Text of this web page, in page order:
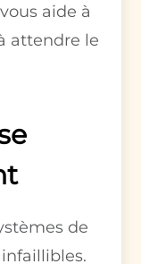
aide à
attendre le
de